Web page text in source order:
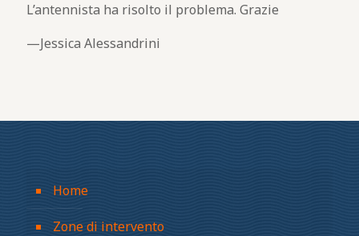
L’antennista ha risolto il problema. Grazie
Jessica Alessandrini
Home
Zone di intervento